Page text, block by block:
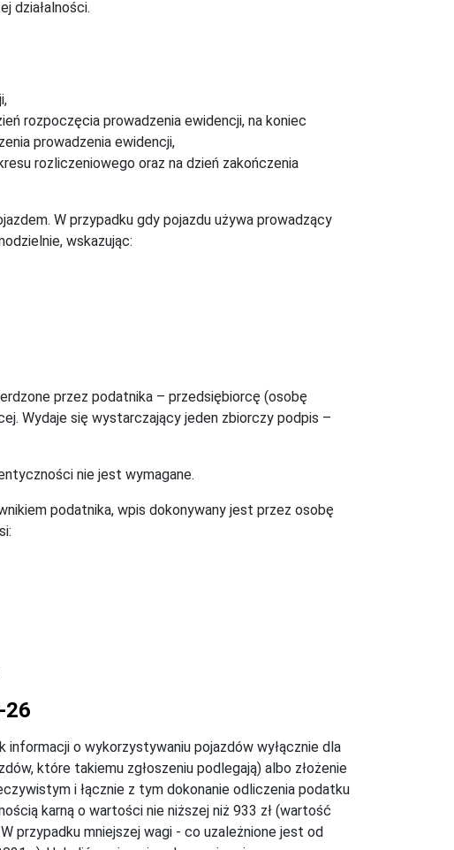
działalności.
rozpoczęcia prowadzenia ewidencji, na koniec
prowadzenia ewidencji,
rozliczeniowego oraz na dzień zakończenia
W przypadku gdy pojazdu używa prowadzący
wskazując:
przez podatnika – przedsiębiorcę (osobę
Wydaje się wystarczający jeden zbiorczy podpis –
nie jest wymagane.
podatnika, wpis dokonywany jest przez osobę
26
informacji o wykorzystywaniu pojazdów wyłącznie dla
które takiemu zgłoszeniu podlegają) albo złożenie
i łącznie z tym dokonanie odliczenia podatku
karną o wartości nie niższej niż 933 zł (wartość
przypadku mniejszej wagi - co uzależnione jest od